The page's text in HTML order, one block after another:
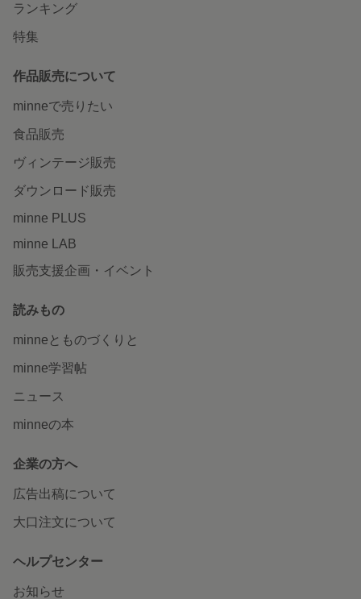
ランキング
特集
作品販売について
minneで売りたい
食品販売
ヴィンテージ販売
ダウンロード販売
minne PLUS
minne LAB
販売支援企画・イベント
読みもの
minneとものづくりと
minne学習帖
ニュース
minneの本
企業の方へ
広告出稿について
大口注文について
ヘルプセンター
お知らせ